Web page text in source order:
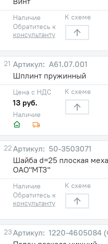
Наличие
Обратитесь к
консультанту
К схеме
21
А61.07.001
Шплинт пружинный
Наличие
Цена с НДС
13 руб.
К схеме
22
50-3503071
Шайба d=25 плоская
ОАО"МТЗ"
Наличие
Обратитесь к
консультанту
К схеме
23
1220-4605084